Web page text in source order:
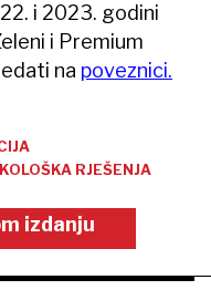
i 2023. godini
i Premium
na poveznici.
RJEŠENJA
izdanju